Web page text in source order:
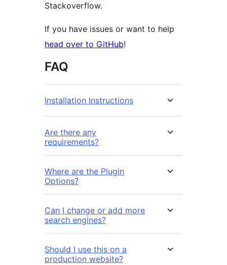
Stackoverflow.
If you have issues or want to help
head over to GitHub!
FAQ
Installation Instructions
Are there any
requirements?
Where are the Plugin
Options?
Can I change or add more
search engines?
Should I use this on a
production website?